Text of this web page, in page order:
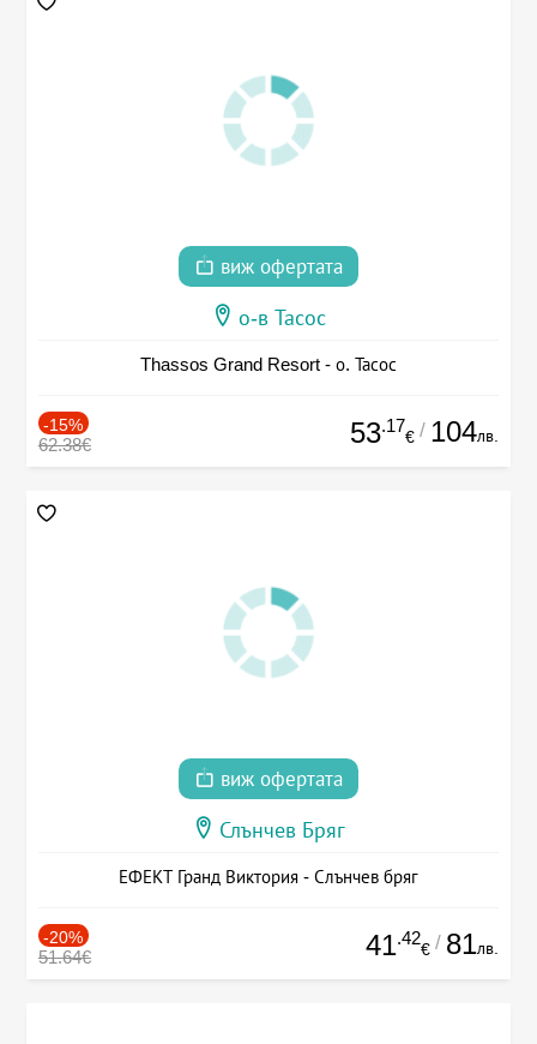
виж офертата
о-в Тасос
Thassos Grand Resort - о. Тасос
-15%
62.38€ 53.17
€ / 104лв.
виж офертата
Слънчев Бряг
ЕФЕКТ Гранд Виктория - Слънчев бряг
-20%
51.64€ 41.42
€ / 81лв.